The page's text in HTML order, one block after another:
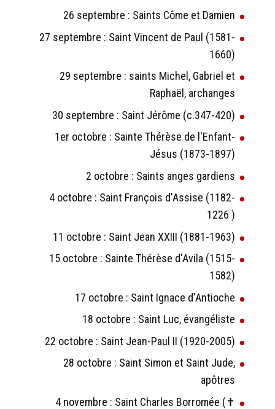
26 septembre : Saints Côme et Damien
27 septembre : Saint Vincent de Paul (1581-
1660)
29 septembre : saints Michel, Gabriel et
Raphaël, archanges
30 septembre : Saint Jérôme (c.347-420)
1er octobre : Sainte Thérèse de l'Enfant-
Jésus (1873-1897)
2 octobre : Saints anges gardiens
4 octobre : Saint François d'Assise (1182-
1226 )
11 octobre : Saint Jean XXIII (1881-1963)
15 octobre : Sainte Thérèse d'Avila (1515-
1582)
17 octobre : Saint Ignace d'Antioche
18 octobre : Saint Luc, évangéliste
22 octobre : Saint Jean-Paul II (1920-2005)
28 octobre : Saint Simon et Saint Jude,
apôtres
4 novembre : Saint Charles Borromée (✝